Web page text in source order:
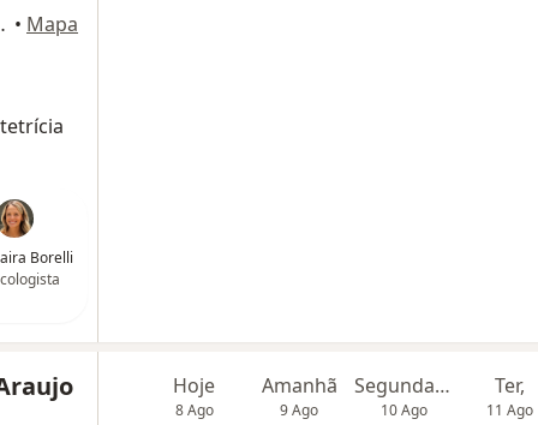
Paulo • Mapa
Borelli
Hoje
8 Ago
Amanhã
9 Ago
Segunda-feira
10 Ago
Ter,
11 Ago